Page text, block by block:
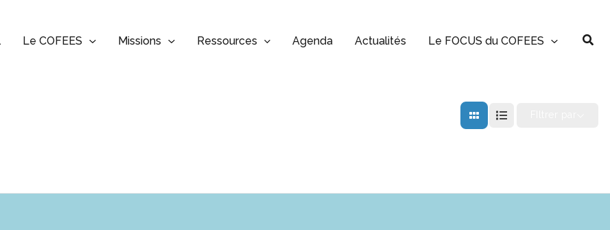
Le COFEES Missions Ressources Agenda Actualités Le FOCUS du COFEES